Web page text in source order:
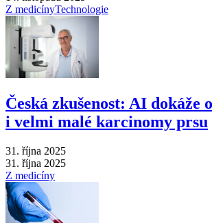
Z medicínyTechnologie
Česká zkušenost: AI dokáže
i velmi malé karcinomy prsu
31. října 2025
31. října 2025
Z medicíny